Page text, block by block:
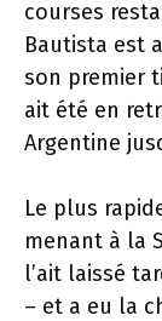
courses
Bautista est
son premier
ait été en
Argentine
Le plus
menant à la
l’ait laissé
– et a eu la